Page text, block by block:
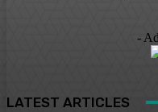
-
LATEST ARTICLES